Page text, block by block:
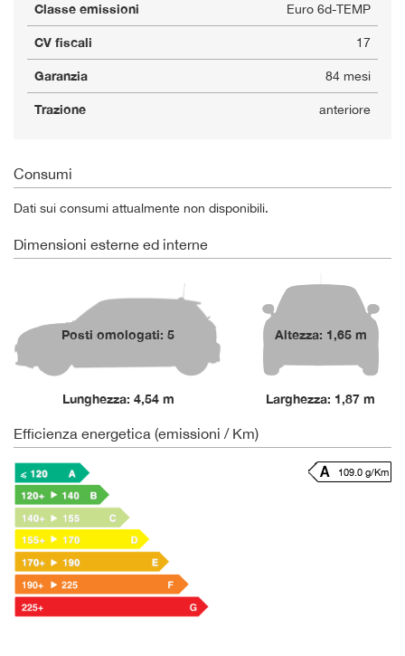
Classe emissioni Euro 6d-TEMP
CV fiscali 17
Garanzia 84 mesi
Trazione anteriore
Consumi
Dati sui consumi attualmente non disponibili.
Dimensioni esterne ed interne
Posti omologati: 5
Lunghezza: 4,54 m
Altezza: 1,65 m
Larghezza: 1,87 m
Efficienza energetica (emissioni / Km)
109.0 g/Km